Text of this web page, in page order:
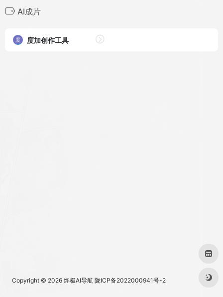
AI成片
度加创作工具
Copyright © 2026 终极AI导航 陇ICP备2022000941号-2